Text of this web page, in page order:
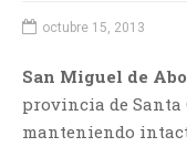
octubre 15, 2013
San Miguel de
provincia de Santa
manteniendo